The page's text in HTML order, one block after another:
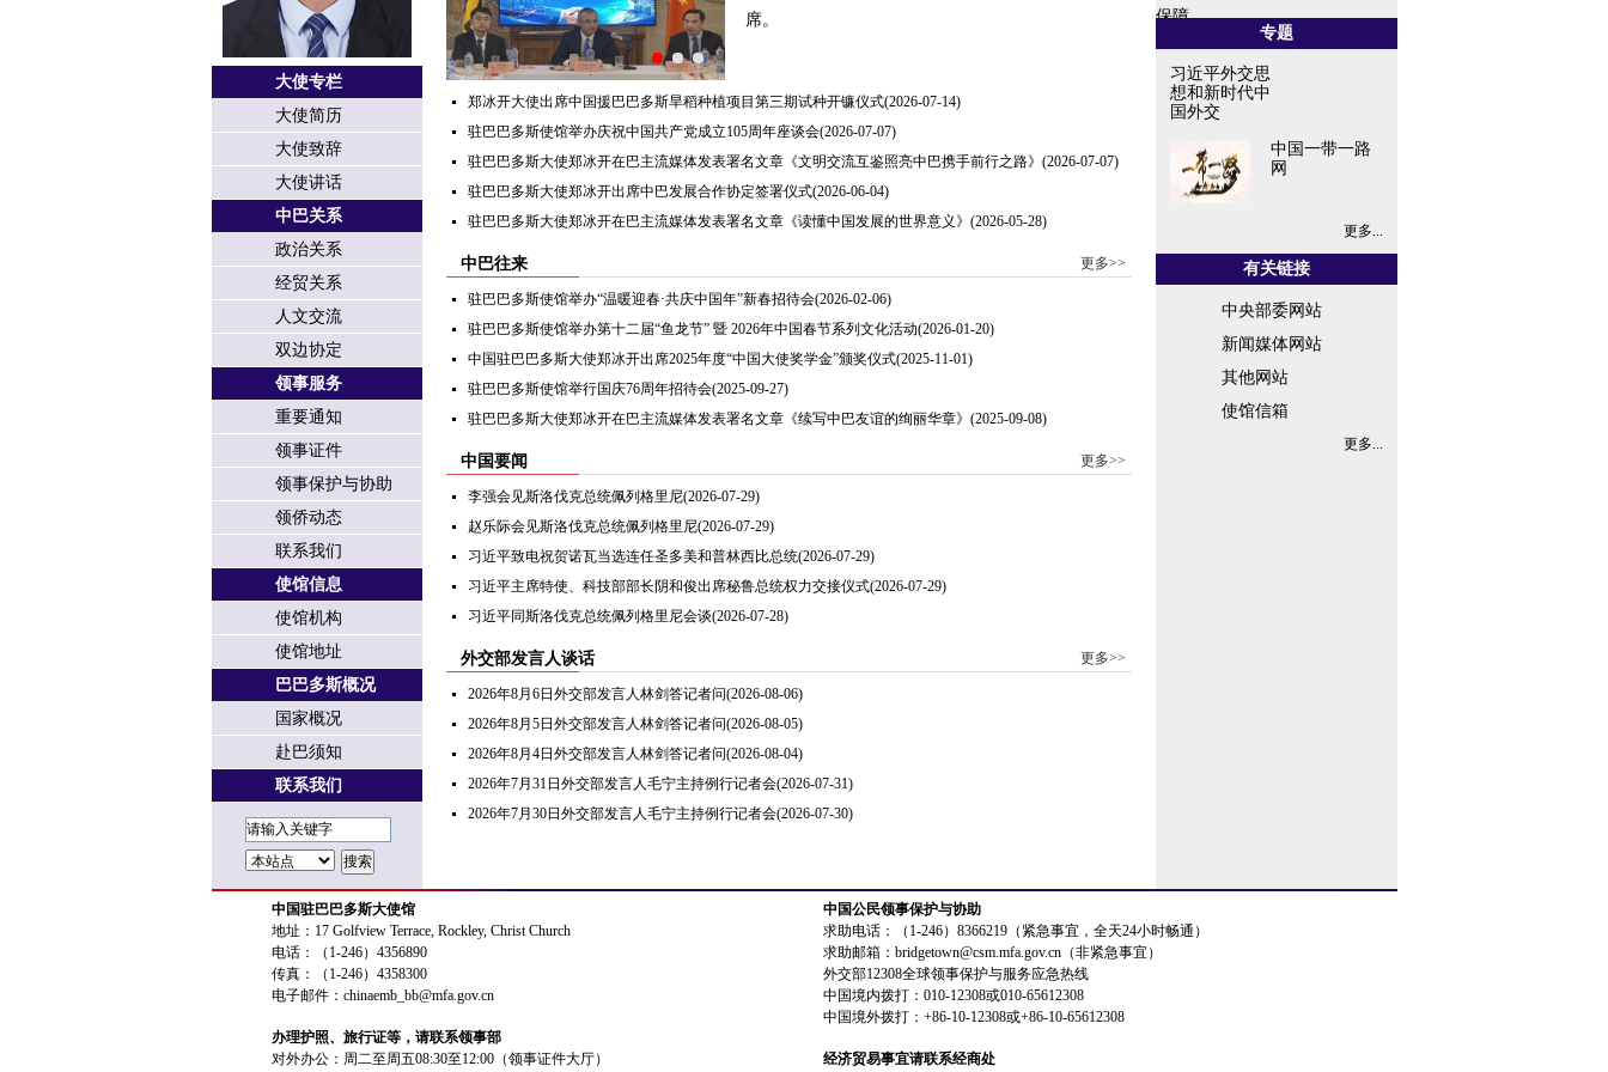
大使专栏
大使简历
大使致辞
大使讲话
中巴关系
政治关系
经贸关系
人文交流
双边协定
领事服务
重要通知
领事证件
领事保护与协助
领侨动态
联系我们
使馆信息
使馆机构
使馆地址
巴巴多斯概况
国家概况
赴巴须知
联系我们
席。
郑冰开大使出席中国援巴巴多斯旱稻种植项目第三期试种开镰仪式(2026-07-14)
驻巴巴多斯使馆举办庆祝中国共产党成立105周年座谈会(2026-07-07)
驻巴巴多斯大使郑冰开在巴主流媒体发表署名文章《文明交流互鉴照亮中巴携手前行之路》 (2026-07-07)
驻巴巴多斯大使郑冰开出席中巴发展合作协定签署仪式(2026-06-04)
驻巴巴多斯大使郑冰开在巴主流媒体发表署名文章《读懂中国发展的世界意义》 (2026-05-28)
中巴往来 更多>>
驻巴巴多斯使馆举办“温暖迎春·共庆中国年”新春招待会(2026-02-06)
驻巴巴多斯使馆举办第十二届“鱼龙节” 暨 2026年中国春节系列文化活动(2026-01-20)
中国驻巴巴多斯大使郑冰开出席2025年度“中国大使奖学金”颁奖仪式(2025-11-01)
驻巴巴多斯使馆举行国庆76周年招待会(2025-09-27)
驻巴巴多斯大使郑冰开在巴主流媒体发表署名文章《续写中巴友谊的绚丽华章》 (2025-09-08)
中国要闻 更多>>
李强会见斯洛伐克总统佩列格里尼(2026-07-29)
赵乐际会见斯洛伐克总统佩列格里尼(2026-07-29)
习近平致电祝贺诺瓦当选连任圣多美和普林西比总统(2026-07-29)
习近平主席特使、科技部部长阴和俊出席秘鲁总统权力交接仪式(2026-07-29)
习近平同斯洛伐克总统佩列格里尼会谈(2026-07-28)
外交部发言人谈话 更多>>
2026年8月6日外交部发言人林剑答记者问(2026-08-06)
2026年8月5日外交部发言人林剑答记者问(2026-08-05)
2026年8月4日外交部发言人林剑答记者问(2026-08-04)
2026年7月31日外交部发言人毛宁主持例行记者会(2026-07-31)
2026年7月30日外交部发言人毛宁主持例行记者会(2026-07-30)
保障...
专题
习近平外交思
想和新时代中
国外交
中国一带一路
网
更多...
有关链接
中央部委网站
新闻媒体网站
其他网站
使馆信箱
更多...
中国驻巴巴多斯大使馆
地址：17 Golfview Terrace, Rockley, Christ Church
电话：（1-246）4356890
传真：（1-246）4358300
电子邮件：chinaemb_bb@mfa.gov.cn
办理护照、旅行证等，请联系领事部
对外办公：周二至周五08:30至12:00（领事证件大厅）
中国公民领事保护与协助
求助电话：（1-246）8366219（紧急事宜，全天24小时畅通）
求助邮箱：bridgetown@csm.mfa.gov.cn（非紧急事宜）
外交部12308全球领事保护与服务应急热线
中国境内拨打：010-12308或010-65612308
中国境外拨打：+86-10-12308或+86-10-65612308
经济贸易事宜请联系经商处